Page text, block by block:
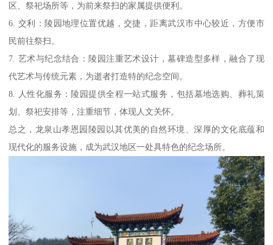
区、祭祀场所等，为前来祭扫的家属提供便利。
6. 交利：陵园地理位置优越，交捷，距离武汉市中心较近，方便市
民前往祭扫。
7. 艺术与纪念结合：陵园注重艺术设计，墓碑造型多样，融合了现
代艺术与传统元素，为逝者打造特的纪念空间。
8. 人性化服务：陵园提供全程一站式服务，包括墓地选购、葬礼策
划、祭祀安排等，注重细节，体现人文关怀。
总之，龙泉山孝恩园陵园以其优美的自然环境、深厚的文化底蕴和
现代化的服务设施，成为武汉地区一处具特色的纪念场所。